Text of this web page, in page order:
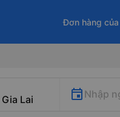
Đơn hàng
Nhập